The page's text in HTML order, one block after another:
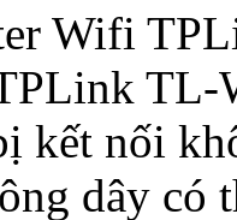
Wifi
TL-
kết nối
dây có